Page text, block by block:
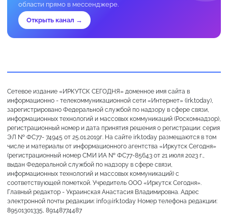
области прямо в мессенджере.
Открыть канал →
Сетевое издание «ИРКУТСК СЕГОДНЯ» доменное имя сайта в
информационно - телекоммуникационной сети «Интернет» (irk.today),
зарегистрировано Федеральной службой по надзору в сфере связи,
информационных технологий и массовых коммуникаций (Роскомнадзор),
регистрационный номер и дата принятия решения о регистрации: серия
ЭЛ № ФС77- 74945 от 25.01.2019г. На сайте irk.today размещаются в том
числе и материалы от информационного агентства «Иркутск Сегодня»
(регистрационный номер СМИ ИА № ФС77-85643 от 21 июля 2023 г.,
выдан Федеральной службой по надзору в сфере связи,
информационных технологий и массовых коммуникаций) с
соответствующей пометкой. Учредитель ООО «Иркутск Сегодня».
Главный редактор - Украинская Анастасия Владимировна. Адрес
электронной почты редакции: info@irk.today Номер телефона редакции:
89501301335, 89148774487